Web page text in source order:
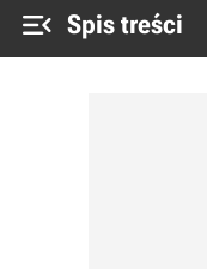
 Spis treści